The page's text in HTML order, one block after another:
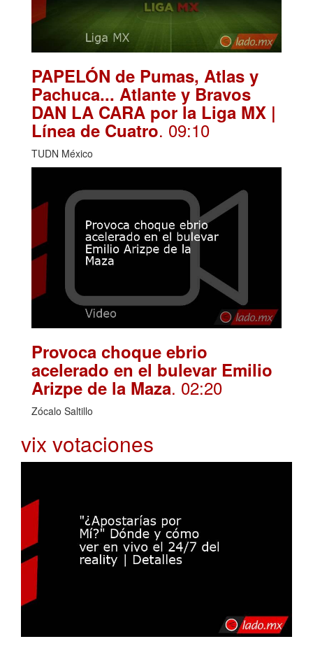
PAPELÓN de Pumas, Atlas y
Pachuca... Atlante y Bravos
DAN LA CARA por la Liga MX |
Línea de Cuatro. 09:10
TUDN México
Provoca choque ebrio
acelerado en el bulevar Emilio
Arizpe de la Maza. 02:20
Zócalo Saltillo
vix votaciones